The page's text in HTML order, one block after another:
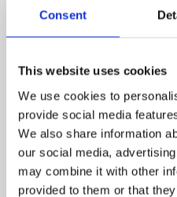
Consent
This website uses cookies
We use cookies to
provide social media
We also share information
our social media,
may combine it with other
provided to them or that
Ge dig ut på
Här hittar du inspirerande
att erbjuda - härliga länder,
världsmetropoler, hyllade
massor av andra upplevelser.